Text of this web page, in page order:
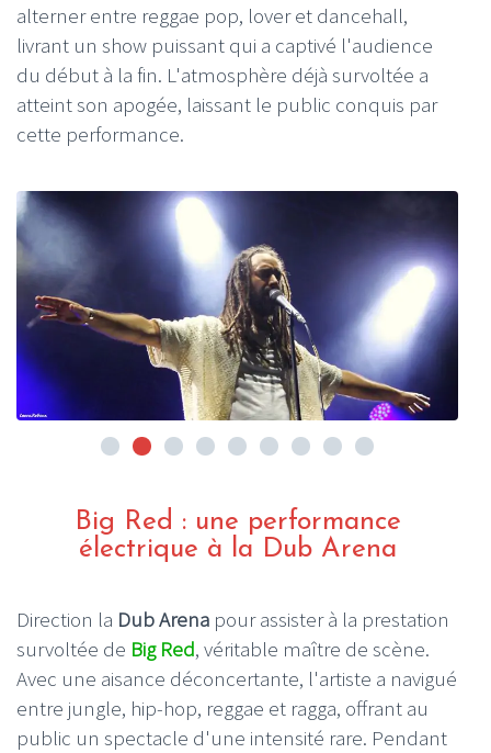
alterner entre reggae pop, lover et dancehall,
livrant un show puissant qui a captivé l'audience
du début à la fin. L'atmosphère déjà survoltée a
atteint son apogée, laissant le public conquis par
cette performance.
Big Red : une performance
électrique à la Dub Arena
Direction la Dub Arena pour assister à la prestation
survoltée de Big Red, véritable maître de scène.
Avec une aisance déconcertante, l'artiste a navigué
entre jungle, hip-hop, reggae et ragga, offrant au
public un spectacle d'une intensité rare. Pendant